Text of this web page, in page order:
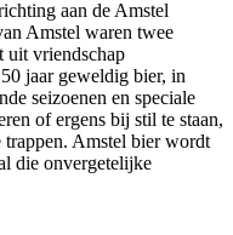
aan de Amstel
Amstel waren twee
uit vriendschap
jaar geweldig bier, in
seizoenen en speciale
of ergens bij stil te staan,
Amstel bier wordt
die onvergetelijke